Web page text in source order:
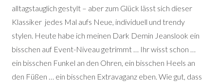
alltagstauglich gestylt – aber zum Glück lässt sich dieser
Klassiker jedes Mal aufs Neue, individuell und trendy
stylen. Heute habe ich meinen Dark Demin Jeanslook ein
bisschen auf Event-Niveau getrimmt … Ihr wisst schon …
ein bisschen Funkel an den Ohren, ein bisschen Heels an
den Füßen … ein bisschen Extravaganz eben. Wie gut, dass